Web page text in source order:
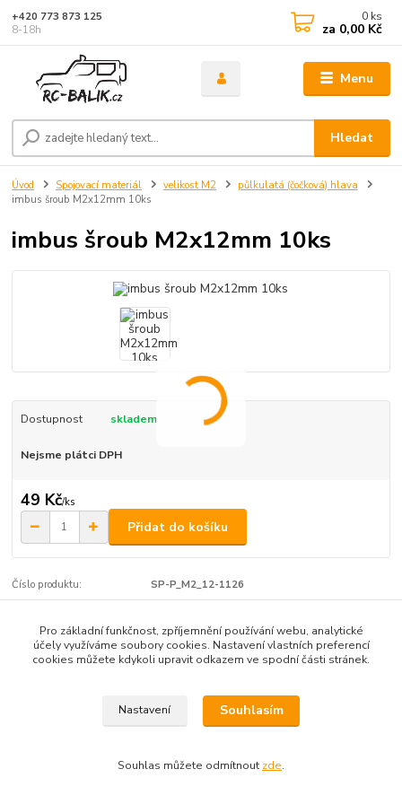
Menu
Hledat
+420 773 873 125
8-18h
0 ks
za 0,00 Kč
Úvod Spojovací materiál velikost M2
půlkulatá (čočková) hlava
imbus šroub M2x12mm 10ks
imbus šroub M2x12mm 10ks
Dostupnost skladem
Nejsme plátci DPH
49 Kč/ks
Přidat do košíku
Číslo produktu: SP-P_M2_12-1126
Zboží zařazeno v kategoriích
Vytvořeno na Eshop-rychle.cz
Pro základní funkčnost, zpříjemnění používání webu, analytické
účely využíváme soubory cookies. Nastavení vlastních preferencí
cookies můžete kdykoli upravit odkazem ve spodní části stránek.
Nastavení Souhlasím
Souhlas můžete odmítnout zde.